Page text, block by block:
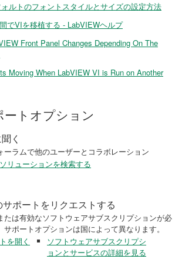
ルトのフォントスタイルとサイズの設定方法
でVIを移植する - LabVIEWヘルプ
Front Panel Changes Depending On The
Moving When LabVIEW VI is Run on Another
ートオプション
く
ーラムで他のユーザーとコラボレーション
リューションを検索する
ポートをリクエストする
たは有効なソフトウェアサブスクリプションが必
ポートオプションは国によって異なります。
を開く
ソフトウェアサブスクリプシ
ョンとサービスの詳細を見る